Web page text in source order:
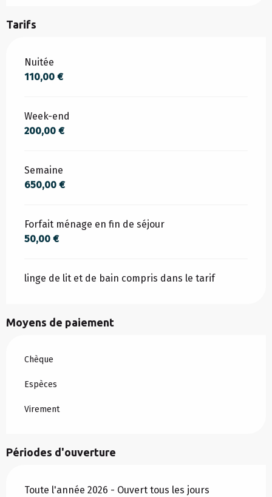
Tarifs
Tarifs 2026
Nuitée
110,00 €
Week-end
200,00 €
Semaine
650,00 €
Forfait ménage en fin de séjour
50,00 €
linge de lit et de bain compris dans le tarif
Moyens de paiement
Chèque
Espèces
Virement
Périodes d'ouverture
Toute l'année 2026 - Ouvert tous les jours